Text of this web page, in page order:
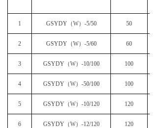
1 GSYDY（W）-5/50 50
2 GSYDY（W）-5/60 60
3 GSYDY（W）-10/100 100
4 GSYDY（W）-50/100 100
5 GSYDY（W）-10/120 120
6 GSYDY（W）-12/120 120